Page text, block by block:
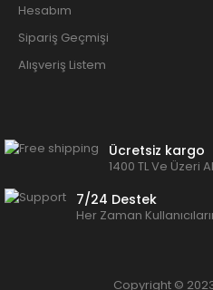
Hesabım
Sipariş Geçmişi
Alışveriş Listem
Ücretsiz kargo
1400 TL Ve Üzeri
7/24 Destek
Her Zaman
Copyright ©